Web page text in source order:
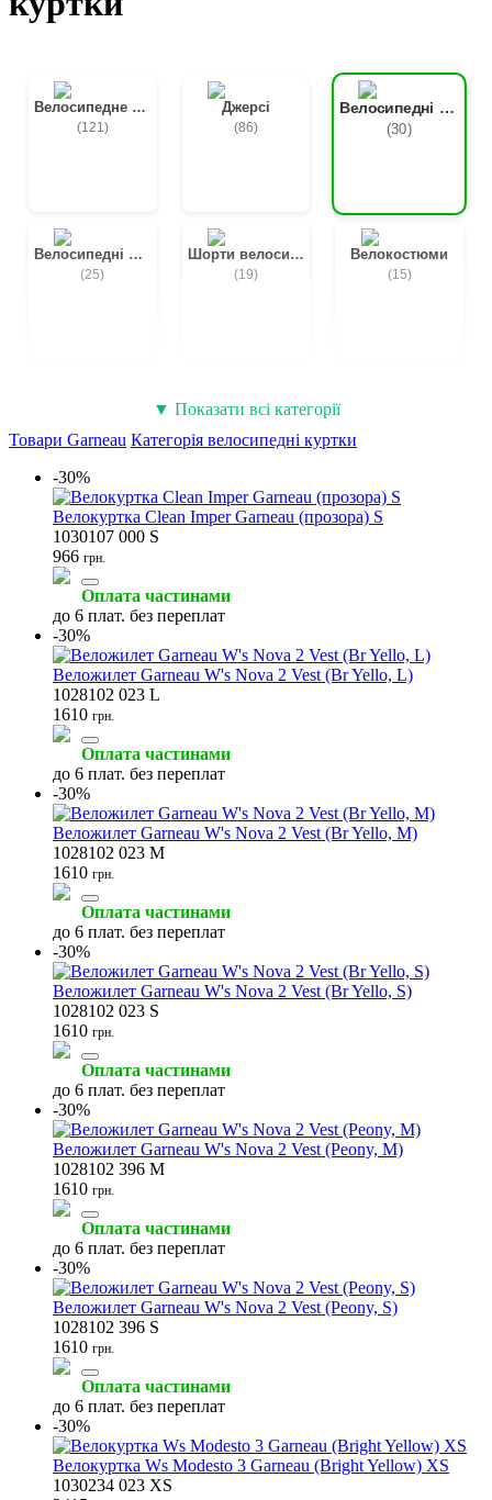
Велосипедне взуття
(121)
Джерсі
(86)
Велосипедні куртки
(30)
Велосипедні рейтузи
(25)
Шорти велосипедні
(19)
Велокостюми
(15)
▼ Показати всі категорії
Товари Garneau Категорія велосипедні куртки
-30%
Велокуртка Clean Imper Garneau (прозора) S
1030107 000 S
966 грн.
Оплата частинами
до 6 плат. без переплат
-30%
Веложилет Garneau W's Nova 2 Vest (Br Yello, L)
1028102 023 L
1610 грн.
Оплата частинами
до 6 плат. без переплат
-30%
Веложилет Garneau W's Nova 2 Vest (Br Yello, M)
1028102 023 M
1610 грн.
Оплата частинами
до 6 плат. без переплат
-30%
Веложилет Garneau W's Nova 2 Vest (Br Yello, S)
1028102 023 S
1610 грн.
Оплата частинами
до 6 плат. без переплат
-30%
Веложилет Garneau W's Nova 2 Vest (Peony, M)
1028102 396 M
1610 грн.
Оплата частинами
до 6 плат. без переплат
-30%
Веложилет Garneau W's Nova 2 Vest (Peony, S)
1028102 396 S
1610 грн.
Оплата частинами
до 6 плат. без переплат
-30%
Велокуртка Ws Modesto 3 Garneau (Bright Yellow) XS
1030234 023 XS